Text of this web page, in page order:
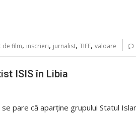
de film, inscrieri, jurnalist, TIFF, valoare
ISIS în Libia
pare că aparţine grupului Statul